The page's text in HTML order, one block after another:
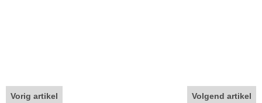
Vorig artikel Volgend artikel